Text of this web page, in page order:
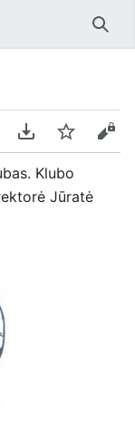
Parsisiųsti kaip
Stebėti
Klubo
Jūratė